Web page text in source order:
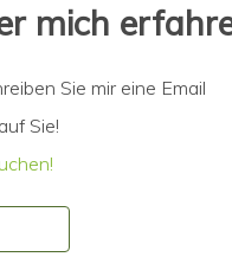
mich
Sie mir eine Email
Sie!